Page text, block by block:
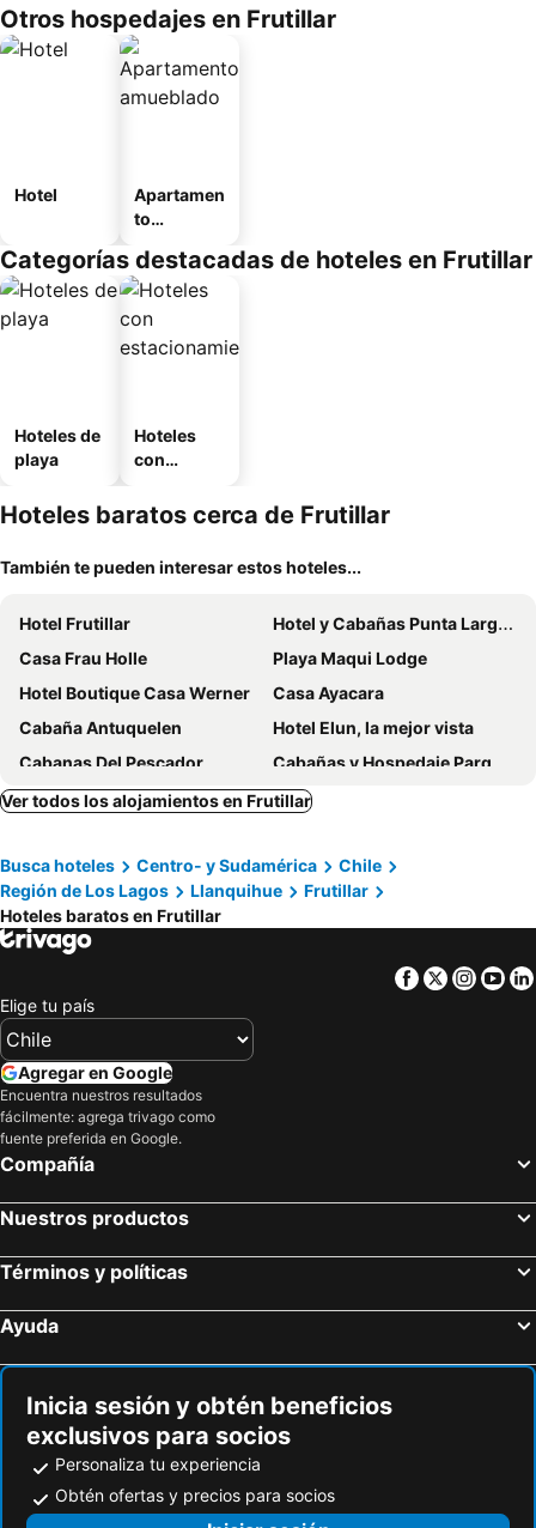
Otros hospedajes en Frutillar
Hotel
Apartamen
to
o
Categorías destacadas de hoteles en Frutillar
Hoteles de
playa
Hoteles
con
miento
Hoteles baratos cerca de Frutillar
También te pueden interesar estos hoteles...
Hotel Frutillar
Hotel y Cabañas Punta Larga - Caja Los Andes
Casa Frau Holle
Playa Maqui Lodge
Hotel Boutique Casa Werner
Casa Ayacara
Cabaña Antuquelen
Hotel Elun, la mejor vista
Cabanas Del Pescador
Cabañas y Hospedaje Parque los Volcanes
Amadeus Hotel Boutique
Gracias a la Vida Lodge
Cabanas Nelly
Lomas del Lago
Hotel Serenade de Franz Schubert
Hostal Flores Del Sur
Cabañas Teresa Frutillar
Parque Llanquihue - Héroes Parques
Ver todos los alojamientos en Frutillar
Busca hoteles Centro- y Sudamérica
Chile
Región de Los Lagos
Llanquihue
Frutillar
Hoteles baratos en Frutillar
Facebook
Twitter
Elige tu país
Agregar en Google
Encuentra nuestros resultados
fácilmente: agrega trivago como
fuente preferida en Google.
Compañía
Nuestros productos
Términos y políticas
Ayuda
Inicia sesión y obtén beneficios
exclusivos para socios
Personaliza tu experiencia
Obtén ofertas y precios para socios